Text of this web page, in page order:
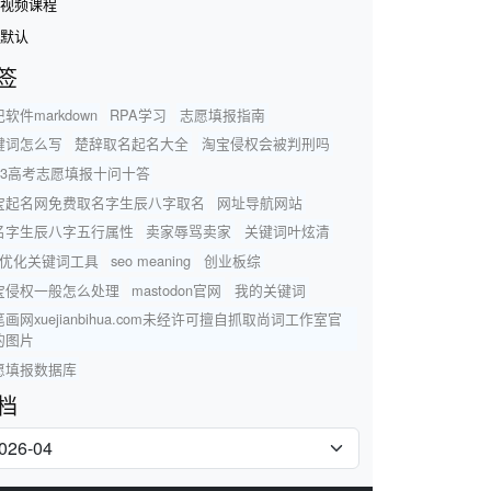
默认
软件markdown RPA学习
志愿填报指南
词怎么写
楚辞取名起名大全
淘宝侵权会被判刑吗
高考志愿填报十问十答
起名网免费取名字生辰八字取名
网址导航网站
字生辰八字五行属性
卖家辱骂卖家
关键词叶炫清
化关键词工具
seo meaning
创业板综
侵权一般怎么处理
mastodon官网
我的关键词
画网xuejianbihua.com未经许可擅自抓取尚词工作室官
图片
填报数据库